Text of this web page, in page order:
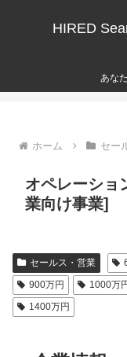
HIRED
あな
ホーム セー
オペレーショ
業向け事業]
セールス・営業
900万円
1000万
1400万円